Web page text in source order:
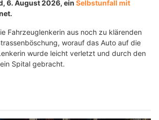
6. August 2026, ein Selbstunfall mit
Fahrzeuglenkerin aus noch zu klärenden
worauf das Auto auf die
wurde leicht verletzt und durch den
Spital gebracht.